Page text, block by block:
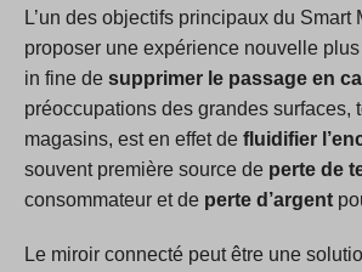
L’un des objectifs principaux du Smart
proposer une expérience nouvelle
in fine de supprimer le passage en
préoccupations des grandes surfaces,
magasins, est en effet de fluidifier
souvent première source de perte de
consommateur et de perte d’argent
Le miroir connecté peut être une